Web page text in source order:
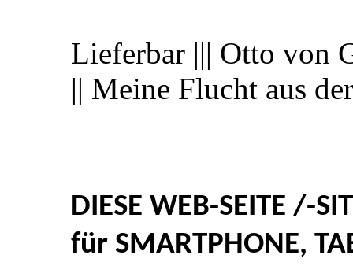
Lieferbar ||| Otto von
|| Meine Flucht aus
DIESE WEB-SEITE /-
für SMARTPHONE,